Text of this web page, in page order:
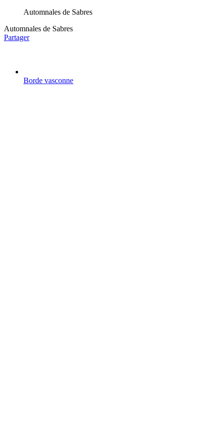
Automnales de Sabres
Automnales de Sabres
Partager
Borde vasconne